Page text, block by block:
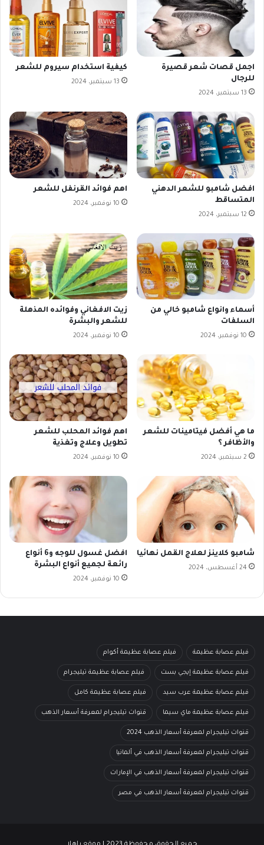
اجمل قصات شعر قصيرة
للرجال
13 سبتمبر، 2024
كيفية استخدام سيروم للشعر
13 سبتمبر، 2024
افضل شامبو للشعر الدهني
المتساقط
12 سبتمبر، 2024
اهم فوائد القرنفل للشعر
10 نوفمبر، 2024
أسماء وانواع شامبو خالي من
السلفات
10 نوفمبر، 2024
زيت الافغاني وفوائده المذهلة
للشعر والبشرة
10 نوفمبر، 2024
ما هي أفضل فيتامينات للشعر
والأظافر ؟
2 سبتمبر، 2024
اهم فوائد المحلب للشعر
تطويل وعلاج وتغذية
10 نوفمبر، 2024
شامبو كلاينز لعلاج القمل نهائيا
24 أغسطس، 2024
افضل غسول للوجه و6 أنواع
رائعة لجميع أنواع البشرة
10 نوفمبر، 2024
فيلم عصابة عظيمة فيلم عصابة عظيمة أكوام
فيلم عصابة عظيمة إيجي بست فيلم عصابة عظيمة تيليجرام
فيلم عصابة عظيمة عرب سيد فيلم عصابة عظيمة كامل
فيلم عصابة عظيمة ماي سيما قنوات تيليجرام لمعرفة أسعار الذهب
قنوات تيليجرام لمعرفة أسعار الذهب 2024
قنوات تيليجرام لمعرفة أسعار الذهب في ألمانيا
قنوات تيليجرام لمعرفة أسعار الذهب في الإمارات
قنوات تيليجرام لمعرفة أسعار الذهب في مصر